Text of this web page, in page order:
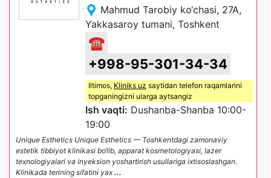
Mahmud Tarobiy ko‘chasi, 27A,
Yakkasaroy tumani, Toshkent
☎
+998-95-301-34-34
Iltimos, Kliniks uz saytidan telefon raqamlarini
topganingizni ularga aytsangiz
Ish vaqti: Dushanba-Shanba 10:00-
19:00
Unique Esthetics Unique Esthetics — Toshkentdagi zamonaviy
estetik tibbiyot klinikasi bo‘lib, apparat kosmetologiyasi, lazer
texnologiyalari va inyeksion yoshartirish usullariga ixtisoslashgan.
Klinikada terining sifatini yax...